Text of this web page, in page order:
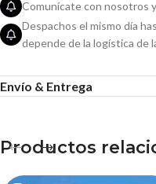
Comunícate con nosotros
Despachos el mismo día
depende de la logística de
Envío & Entrega
Productos